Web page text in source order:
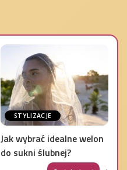
STYLIZACJE
Jak wybrać idealne welon
do sukni ślubnej?